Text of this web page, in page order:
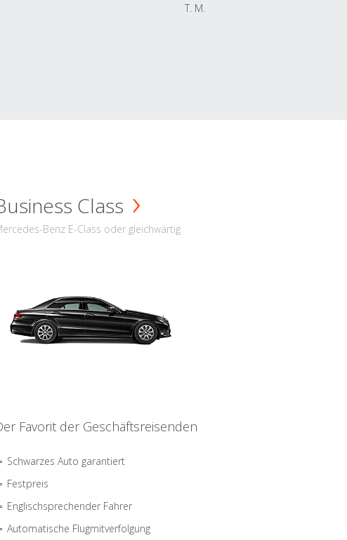
T. M.
Class
Benz E-Class oder gleichwärtig
Favorit der Geschäftsreisenden
Schwarzes Auto garantiert
Festpreis
Englischsprechender Fahrer
Automatische Flugmitverfolgung